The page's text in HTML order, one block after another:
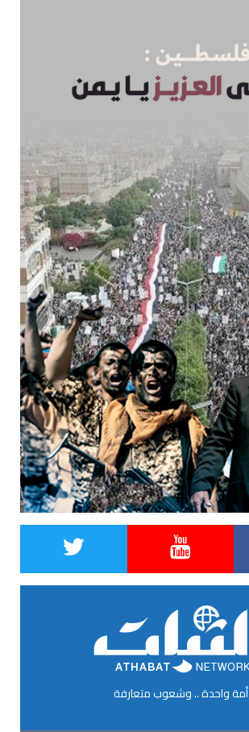
أمة واحدة .. وشعوب متعارفة